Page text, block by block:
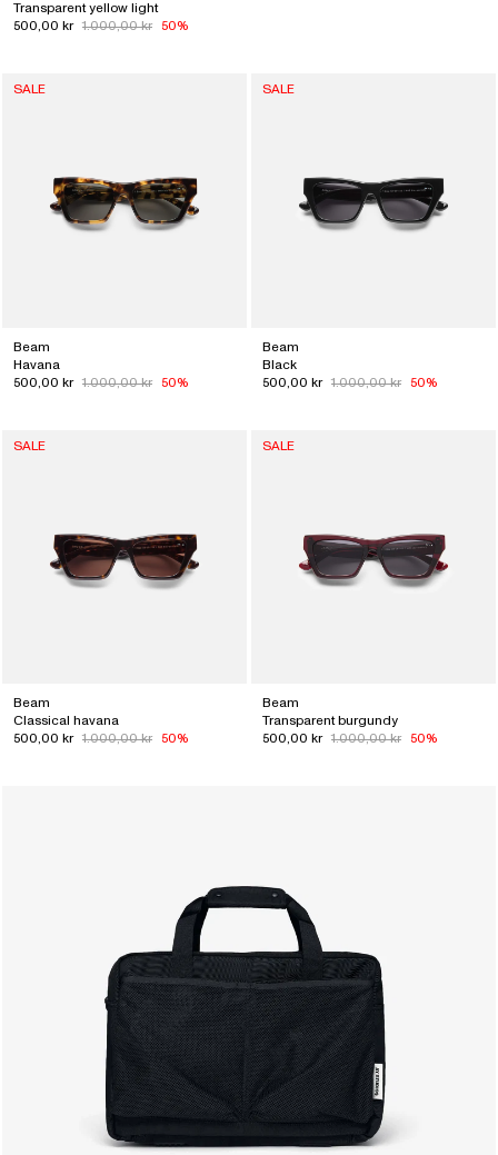
Transparent yellow light
500,00 kr
1.000,00 kr 50%
SALE
Beam
Havana
500,00 kr
1.000,00 kr 50%
SALE
Beam
Black
500,00 kr
1.000,00 kr 50%
SALE
Beam
Classical havana
500,00 kr
1.000,00 kr 50%
SALE
Beam
Transparent burgundy
500,00 kr
1.000,00 kr 50%